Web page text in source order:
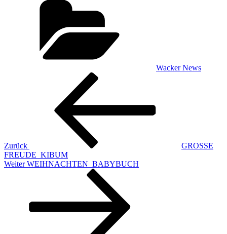
Wacker News
Beitragsnavigation
Zurück
GROSSE
FREUDE_KIBUM
Nächster
Weiter WEIHNACHTEN_BABYBUCH